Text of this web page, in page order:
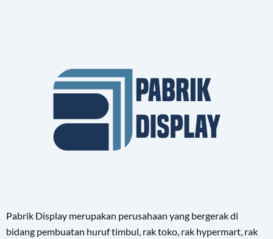
Pabrik Display merupakan perusahaan yang bergerak di
bidang pembuatan huruf timbul, rak toko, rak hypermart, rak